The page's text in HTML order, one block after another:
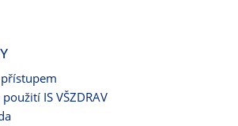
IS VŠZDRAV